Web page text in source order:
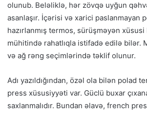
olunub. Beləliklə, hər zövqə uyğun
asanlaşır. İçərisi və xarici paslanmayan
hazırlanmış termos, sürüşməyən xüsusi
mühitində rahatlıqla istifadə edilə bilər.
və ağ rəng seçimlərində təklif olunur.
Adı yazıldığından, özəl ola bilən polad
press xüsusiyyəti var. Güclü buxar
saxlanmalıdır. Bundan əlavə, french